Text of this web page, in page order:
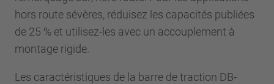
hors route sévères, réduisez les capacités publiées
de 25 % et utilisez-les avec un accouplement à
montage rigide.
Les caractéristiques de la barre de traction DB-